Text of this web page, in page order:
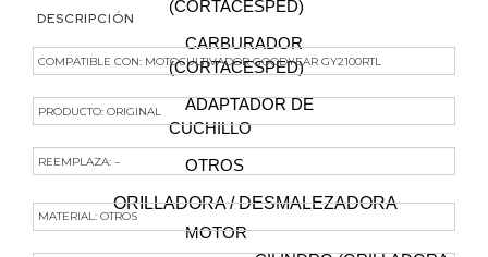
(CORTACESPED)
CARBURADOR
(CORTACESPED)
ADAPTADOR DE
CUCHILLO
OTROS
ORILLADORA / DESMALEZADORA
MOTOR
DESCRIPCIÓN
COMPATIBLE CON: MOTOCULTIVADOR GOODYEAR GY2100RTL
PRODUCTO: ORIGINAL
REEMPLAZA: –
MATERIAL: OTROS